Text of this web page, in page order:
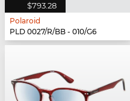
$793.28
Polaroid
PLD 0027/R/BB - 010/G6